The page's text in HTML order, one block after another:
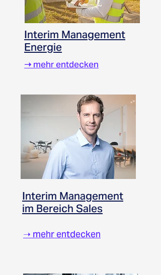
Interim Management
Energie
➝ mehr entdecken
Interim Management
im Bereich Sales
➝ mehr entdecken